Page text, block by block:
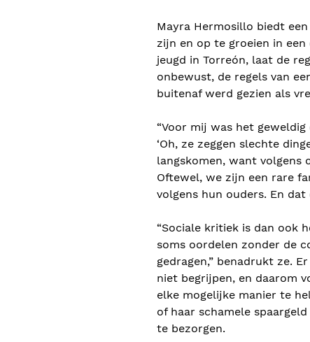
Mayra Hermosillo biedt
zijn en op te groeien in een
jeugd in Torreón, laat de
onbewust, de regels van
buitenaf werd gezien als
“Voor mij was het
‘Oh, ze zeggen slechte
langskomen, want volgens
Oftewel, we zijn een rare
volgens hun ouders. En dat
“Sociale kritiek is dan ook
soms oordelen zonder de
gedragen,” benadrukt ze.
niet begrijpen, en daarom
elke mogelijke manier te
of haar schamele
te bezorgen.